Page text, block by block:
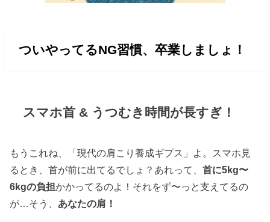
ついやってるNG習慣、卒業しましょ！
スマホ首 & うつむき時間が長すぎ！
もうこれね、「現代の肩こり養成ギプス」よ。スマホ見
るとき、首が前に出てるでしょ？あれって、首に5kg〜
6kgの負担かかってるのよ！それをず〜っと支えてるの
が…そう、 あなたの肩！